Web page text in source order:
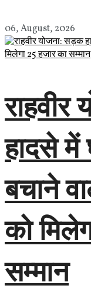
06, August, 2026
हादसे में
बचाने
को
सम्मान